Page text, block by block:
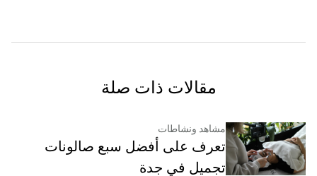
مقالات ذات صلة
مشاهد ونشاطات
تعرف على أفضل سبع صالونات
تجميل في جدة